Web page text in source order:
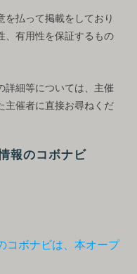
払って掲載をしており
、有用性を保証するもの
細等については、主催
主催者に直接お尋ねくだ
報のコボナビ
コボナビは、本オープ